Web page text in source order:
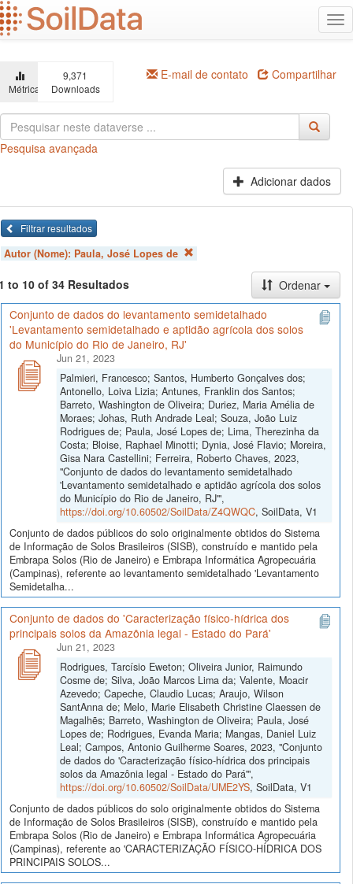
Ir
para
o
principal
Métricas
9,371
Downloads
E-mail de contato Compartilhar
Pesquisa avançada
Adicionar dados
Filtrar resultados
Autor (Nome): Paula, José Lopes de
to 10 of 34 Resultados
Ordenar
Conjunto de dados do levantamento semidetalhado
'Levantamento semidetalhado e aptidão agrícola dos solos
do Município do Rio de Janeiro, RJ'
Jun 21, 2023
Palmieri, Francesco; Santos, Humberto Gonçalves dos;
Antonello, Loiva Lizia; Antunes, Franklin dos Santos;
Barreto, Washington de Oliveira; Duriez, Maria Amélia de
Moraes; Johas, Ruth Andrade Leal; Souza, João Luiz
Rodrigues de; Paula, José Lopes de; Lima, Therezinha da
Costa; Bloise, Raphael Minotti; Dynia, José Flavio; Moreira,
Gisa Nara Castellini; Ferreira, Roberto Chaves, 2023,
"Conjunto de dados do levantamento semidetalhado
'Levantamento semidetalhado e aptidão agrícola dos solos
do Município do Rio de Janeiro, RJ'",
https://doi.org/10.60502/SoilData/Z4QWQC, SoilData, V1
Conjunto de dados públicos do solo originalmente obtidos do Sistema
de Informação de Solos Brasileiros (SISB), construído e mantido pela
Embrapa Solos (Rio de Janeiro) e Embrapa Informática Agropecuária
(Campinas), referente ao levantamento semidetalhado 'Levantamento
Semidetalha...
Conjunto de dados do 'Caracterização físico-hídrica dos
principais solos da Amazônia legal - Estado do Pará'
Jun 21, 2023
Rodrigues, Tarcísio Eweton; Oliveira Junior, Raimundo
Cosme de; Silva, João Marcos Lima da; Valente, Moacir
Azevedo; Capeche, Claudio Lucas; Araujo, Wilson
SantAnna de; Melo, Marie Elisabeth Christine Claessen de
Magalhẽs; Barreto, Washington de Oliveira; Paula, José
Lopes de; Rodrigues, Evanda Maria; Mangas, Daniel Luiz
Leal; Campos, Antonio Guilherme Soares, 2023, "Conjunto
de dados do 'Caracterização físico-hídrica dos principais
solos da Amazônia legal - Estado do Pará'",
https://doi.org/10.60502/SoilData/UME2YS, SoilData, V1
Conjunto de dados públicos do solo originalmente obtidos do Sistema
de Informação de Solos Brasileiros (SISB), construído e mantido pela
Embrapa Solos (Rio de Janeiro) e Embrapa Informática Agropecuária
(Campinas), referente ao 'CARACTERIZAÇÃO FÍSICO-HÍDRICA DOS
PRINCIPAIS SOLOS...